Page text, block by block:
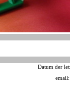
Datum der